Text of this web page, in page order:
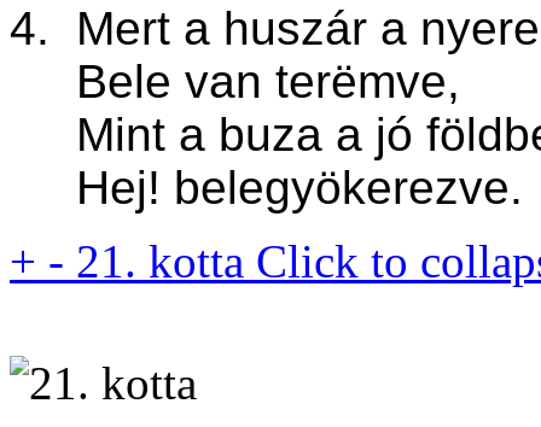
4. Mert a huszár a
Bele van terëmve,
Mint a buza a jó
Hej! belegyökerezve.
+ - 21. kotta Click to